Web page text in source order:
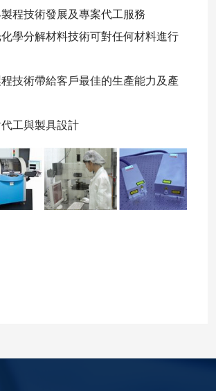
程技術發展及專案代工服務
學分解材料技術可對任何材料進行
技術帶給客戶最佳的生產能力及產
工與製具設計